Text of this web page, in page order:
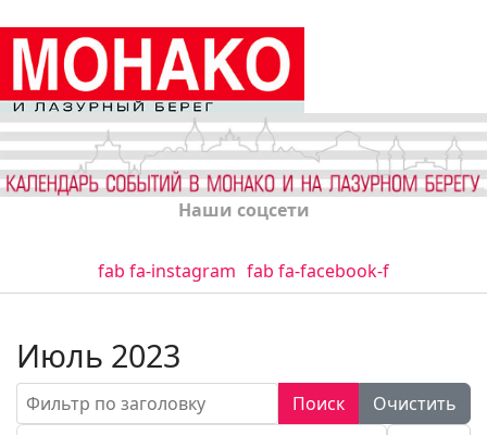
Наши соцсети
fab fa-instagram fab fa-facebook-f
Июль 2023
Фильтр по заголовку Поиск
Очистить